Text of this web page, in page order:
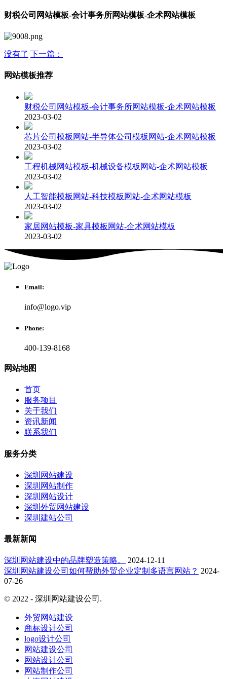
财税公司网站模板-会计事务所网站模板-企术网站模板
没有了 下一篇：
网站模板推荐
财税公司网站模板-会计事务所网站模板-企术网站模板
2023-03-02
芯片公司模板网站-半导体公司模板网站-企术网站模板
2023-03-02
工程机械网站模板-机械设备模板网站-企术网站模板
2023-03-02
人工智能模板网站-科技模板网站-企术网站模板
2023-03-02
家居网站模板-家具模板网站-企术网站模板
2023-03-02
Email:
info@logo.vip
Phone:
400-139-8168
网站地图
首页
服务项目
关于我们
资讯新闻
联系我们
服务分类
深圳网站建设
深圳网站制作
深圳网站设计
深圳外贸网站建设
深圳建站公司
最新新闻
深圳网站建设中的品牌塑造策略。
2024-12-11
深圳网站建设公司如何帮助外贸企业定制多语言网站？ 2024-
07-26
© 2022 - 深圳网站建设公司.
外贸网站建设
商标设计公司
logo设计公司
网站建设公司
网站设计公司
网站制作公司